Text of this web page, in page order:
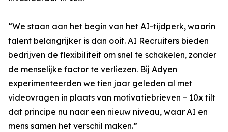
“We staan aan het begin van het AI-tijdperk, waarin
talent belangrijker is dan ooit. AI Recruiters bieden
bedrijven de flexibiliteit om snel te schakelen, zonder
de menselijke factor te verliezen. Bij Adyen
experimenteerden we tien jaar geleden al met
videovragen in plaats van motivatiebrieven – 10x tilt
dat principe nu naar een nieuw niveau, waar AI en
mens samen het verschil maken.”